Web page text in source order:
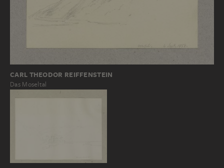
CARL THEODOR REIFFENSTEIN
Das Moseltal